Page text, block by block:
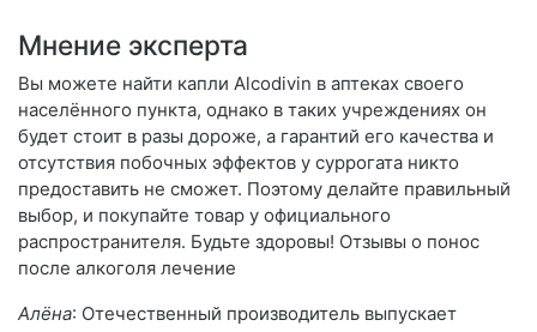
Мнение эксперта
Вы можете найти капли Alcodivin в аптеках своего
населённого пункта, однако в таких учреждениях он
будет стоит в разы дороже, а гарантий его качества и
отсутствия побочных эффектов у суррогата никто
предоставить не сможет. Поэтому делайте правильный
выбор, и покупайте товар у официального
распространителя. Будьте здоровы! Отзывы о понос
после алкоголя лечение
Алёна: Отечественный производитель выпускает